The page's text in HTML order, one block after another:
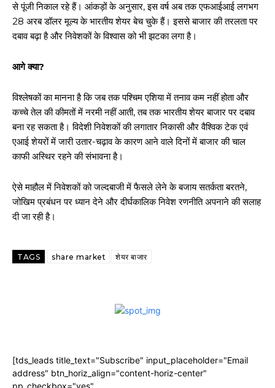
से पूंजी निकाल रहे हैं। आंकड़ों के अनुसार, इस वर्ष अब तक एफआईआई लगभग
28 अरब डॉलर मूल्य के भारतीय शेयर बेच चुके हैं। इससे बाजार की तरलता पर
दबाव बढ़ा है और निवेशकों के विश्वास को भी झटका लगा है।
आगे क्या?
विश्लेषकों का मानना है कि जब तक पश्चिम एशिया में तनाव कम नहीं होता और
कच्चे तेल की कीमतों में नरमी नहीं आती, तब तक भारतीय शेयर बाजार पर दबाव
बना रह सकता है। विदेशी निवेशकों की लगातार निकासी और वैश्विक टेक एवं
एआई शेयरों में जारी उतार-चढ़ाव के कारण आने वाले दिनों में बाजार की चाल
काफी अस्थिर रहने की संभावना है।
ऐसे माहौल में निवेशकों को जल्दबाजी में फैसले लेने के बजाय सतर्कता बरतने,
जोखिम प्रबंधन पर ध्यान देने और दीर्घकालिक निवेश रणनीति अपनाने की सलाह
दी जा रही है।
TAGS share market शेयर बाजार
[tds_leads title_text="Subscribe" input_placeholder="Email
address" btn_horiz_align="content-horiz-center"